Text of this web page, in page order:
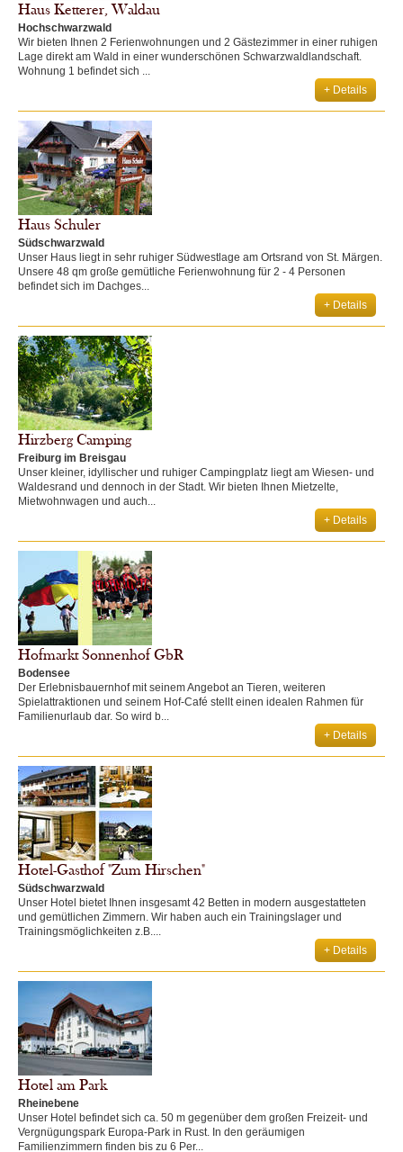
Haus Ketterer, Waldau
Hochschwarzwald
Wir bieten Ihnen 2 Ferienwohnungen und 2 Gästezimmer in einer ruhigen
Lage direkt am Wald in einer wunderschönen Schwarzwaldlandschaft.
Wohnung 1 befindet sich ...
+ Details
Haus Schuler
Südschwarzwald
Unser Haus liegt in sehr ruhiger Südwestlage am Ortsrand von St. Märgen.
Unsere 48 qm große gemütliche Ferienwohnung für 2 - 4 Personen
befindet sich im Dachges...
+ Details
Hirzberg Camping
Freiburg im Breisgau
Unser kleiner, idyllischer und ruhiger Campingplatz liegt am Wiesen- und
Waldesrand und dennoch in der Stadt. Wir bieten Ihnen Mietzelte,
Mietwohnwagen und auch...
+ Details
Hofmarkt Sonnenhof GbR
Bodensee
Der Erlebnisbauernhof mit seinem Angebot an Tieren, weiteren
Spielattraktionen und seinem Hof-Café stellt einen idealen Rahmen für
Familienurlaub dar. So wird b...
+ Details
Hotel-Gasthof "Zum Hirschen"
Südschwarzwald
Unser Hotel bietet Ihnen insgesamt 42 Betten in modern ausgestatteten
und gemütlichen Zimmern. Wir haben auch ein Trainingslager und
Trainingsmöglichkeiten z.B....
+ Details
Hotel am Park
Rheinebene
Unser Hotel befindet sich ca. 50 m gegenüber dem großen Freizeit- und
Vergnügungspark Europa-Park in Rust. In den geräumigen
Familienzimmern finden bis zu 6 Per...